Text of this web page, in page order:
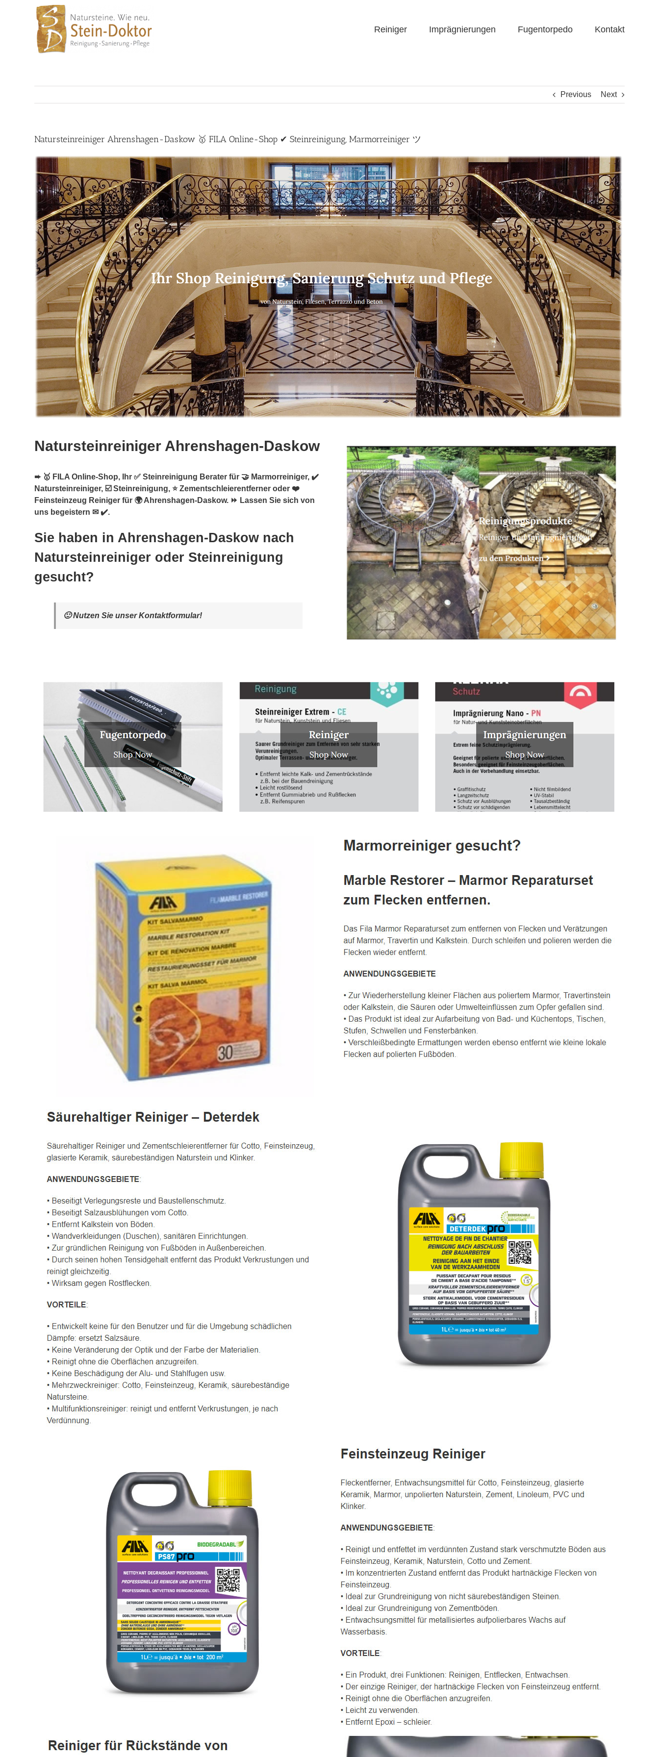
Reiniger Imprägnierungen Fugentorpedo Kontakt
Previous Next
Natursteinreiniger Ahrenshagen-Daskow 🥇 FILA Online-Shop ✔ Steinreinigung, Marmorreiniger ツ
Natursteinreiniger Ahrenshagen-Daskow
➨ 🥇 FILA Online-Shop, Ihr ✅ Steinreinigung Berater für 🤝 Marmorreiniger, ✔️
Natursteinreiniger, ☑️ Steinreinigung, ⭐ Zementschleierentferner oder ❤️
Feinsteinzeug Reiniger für 🌍 Ahrenshagen-Daskow. ⏩ Lassen Sie sich von
uns begeistern ✉ ✔️.
Sie haben in Ahrenshagen-Daskow nach
Natursteinreiniger oder Steinreinigung
gesucht?
🙂 Nutzen Sie unser Kontaktformular!